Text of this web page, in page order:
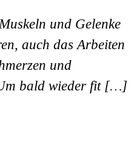
und Gelenke
auch das Arbeiten
und
bald wieder fit […]